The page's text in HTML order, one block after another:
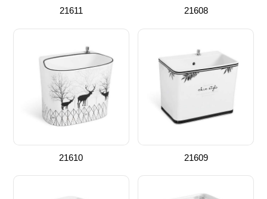
21611 21608
21610 21609